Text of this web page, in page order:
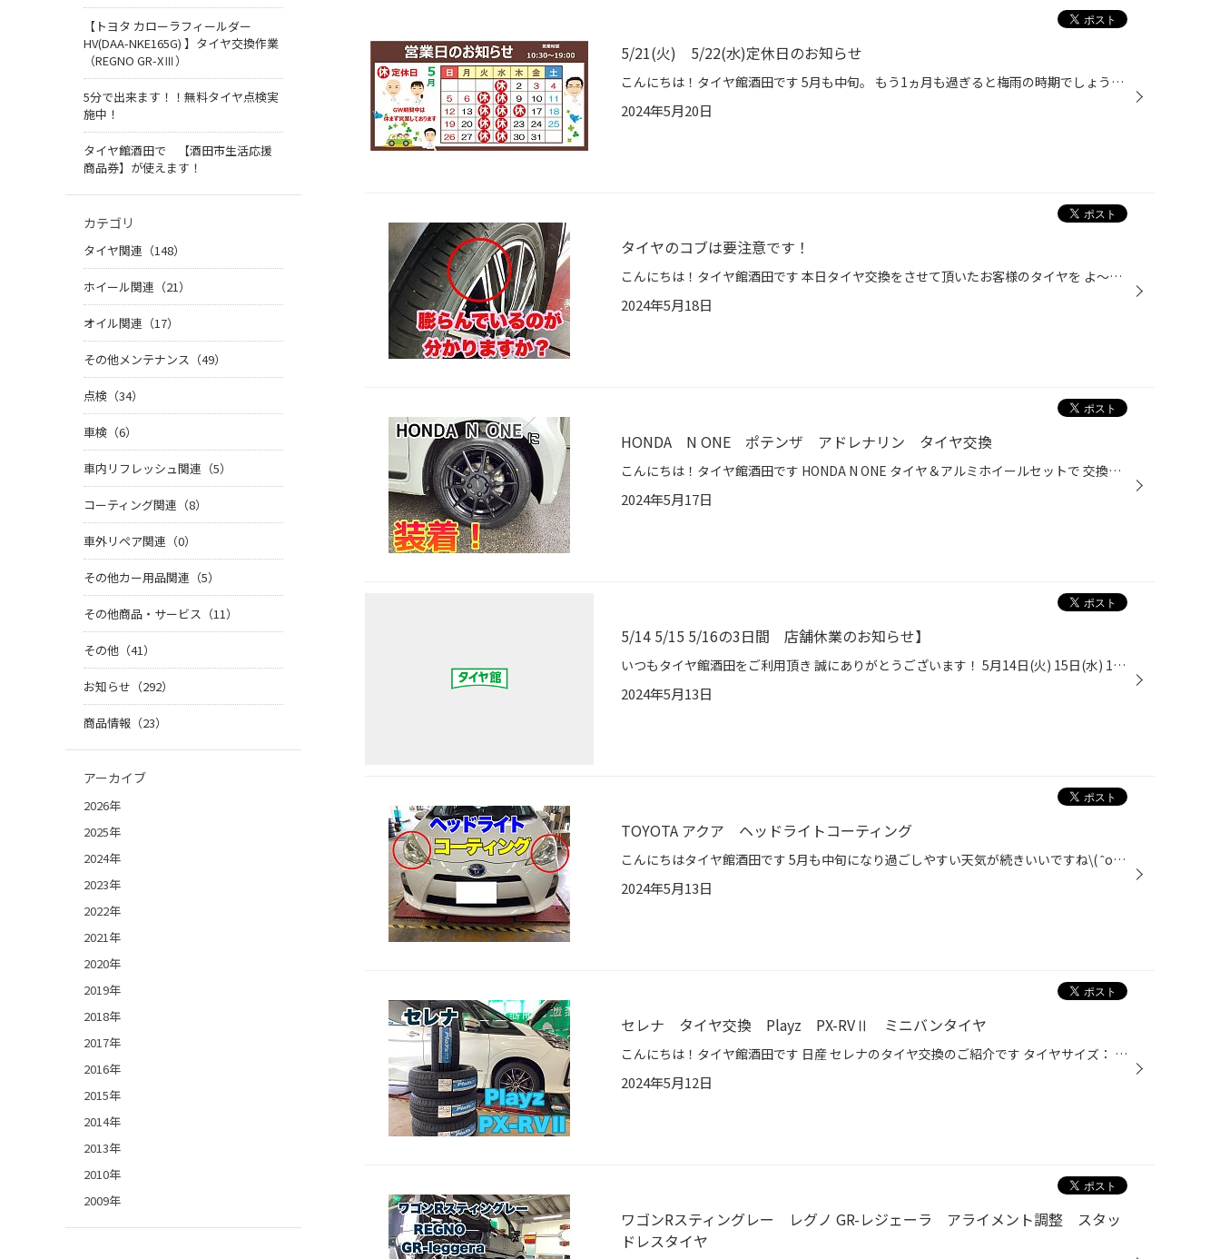
5/21(火) 5/22(水)定休日のお知らせ
こんにちは！タイヤ館酒田です 5月も中旬。 もう1ヵ月も過ぎると梅雨の時期でしょうか？ 雨の日が多くなる前に 安心してお車を運転して頂けるよう タイヤ点検おススメです♪ 明日5/21(火)・5/22(水)は定休日となります 5/23(木)より通常営業となりますが 5月は営業時間も通常に戻ります。 10時30分開...
2024年5月20日
タイヤのコブは要注意です！
こんにちは！タイヤ館酒田です 本日タイヤ交換をさせて頂いたお客様のタイヤを よ～く見ると・・・ タイヤの横に大きなコブの様な膨らみが！！ 事前にタイヤのご注文を頂いていたのですが 残り溝はしっかりとある！ ひび割れも無し！！ 交換！？ ！？ あっ！！！！！コブ・・・ タイヤをしっかりと...
2024年5月18日
HONDA N ONE ポテンザ アドレナリン タイヤ交換
こんにちは！タイヤ館酒田です HONDA N ONE タイヤ＆アルミホイールセットで 交換をさせて頂きました 今回は15インチへインチアップです タイヤ：POTENZA Adrenalin RE004 アルミホイール：POTENZA SW010 POTENZA Adrenalin RE004は 幅広い車種に対応するスタイリッシュPOTENZAです カジュアルスポ...
2024年5月17日
5/14 5/15 5/16の3日間 店舗休業のお知らせ】
いつもタイヤ館酒田をご利用頂き 誠にありがとうございます！ 5月14日(火) 15日(水) 16日(木) の3日間、店舗休業となります。 ご不便をおかけしますが、 何卒よろしくお願い致します。
2024年5月13日
TOYOTA アクア ヘッドライトコーティング
こんにちはタイヤ館酒田です 5月も中旬になり過ごしやすい天気が続きいいですね\( ˆoˆ )/ 今日はアクアのヘッドライトコーティングの紹介です 紫外線などの影響でヘッドライトが黄ばんで曇ってます 見た目も気になりますがライトが暗くなり視界も悪く安全に走行出来なくなります 最近はヘッドライト...
2024年5月13日
セレナ タイヤ交換 Playz PX-RVⅡ ミニバンタイヤ
こんにちは！タイヤ館酒田です 日産 セレナのタイヤ交換のご紹介です タイヤサイズ： 205/50R17 タイヤ： Playz PX-RVⅡ Playz PX-RVⅡはミニバン専用設計のタイヤです 車重が重く 車高が高いため、 タイヤの減りが偏りやすい・・ ミニバン特有のふらつきも抑制したい・・ これらに【ミニバン専用設計...
2024年5月12日
ワゴンRスティングレー レグノ GR-レジェーラ アライメント調整 スタッ
ドレスタイヤ
【トヨタ カローラフィールダー
HV(DAA-NKE165G) 】タイヤ交換作業
（REGNO GR-XⅢ）
5分で出来ます！！無料タイヤ点検実
施中！
タイヤ館酒田で 【酒田市生活応援
商品券】が使えます！
カテゴリ
タイヤ関連（148）
ホイール関連（21）
オイル関連（17）
その他メンテナンス（49）
点検（34）
車検（6）
車内リフレッシュ関連（5）
コーティング関連（8）
車外リペア関連（0）
その他カー用品関連（5）
その他商品・サービス（11）
その他（41）
お知らせ（292）
商品情報（23）
アーカイブ
2026年
2025年
2024年
2023年
2022年
2021年
2020年
2019年
2018年
2017年
2016年
2015年
2014年
2013年
2010年
2009年